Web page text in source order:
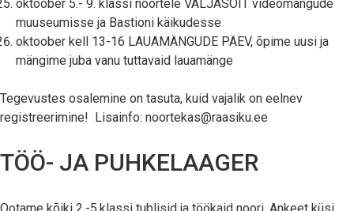
oktoober 5.- 9. klassi noortele VÄLJASÕIT videomängude
muuseumisse ja Bastioni käikudesse
oktoober kell 13-16 LAUAMÄNGUDE PÄEV, õpime uusi ja
mängime juba vanu tuttavaid lauamänge
Tegevustes osalemine on tasuta, kuid vajalik on eelnev
registreerimine! Lisainfo: noortekas@raasiku.ee
TÖÖ- JA PUHKELAAGER